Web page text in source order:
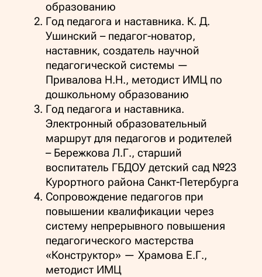
образованию
Год педагога и наставника. К. Д.
Ушинский – педагог-новатор,
наставник, создатель научной
педагогической системы —
Привалова Н.Н., методист ИМЦ по
дошкольному образованию
Год педагога и наставника.
Электронный образовательный
маршрут для педагогов и родителей
– Бережкова Л.Г., старший
воспитатель ГБДОУ детский сад №23
Курортного района Санкт-Петербурга
Сопровождение педагогов при
повышении квалификации через
систему непрерывного повышения
педагогического мастерства
«Конструктор» — Храмова Е.Г.,
методист ИМЦ